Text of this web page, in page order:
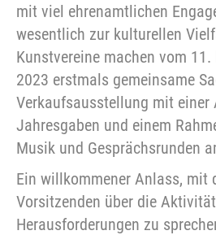
mit viel ehrenamtlichen
wesentlich zur kulturellen
Kunstvereine machen vom
2023 erstmals gemeinsame
Verkaufsausstellung mit einer
Jahresgaben und einem
Musik und Gesprächsrunden
Ein willkommener Anlass, mit
Vorsitzenden über die
Herausforderungen zu